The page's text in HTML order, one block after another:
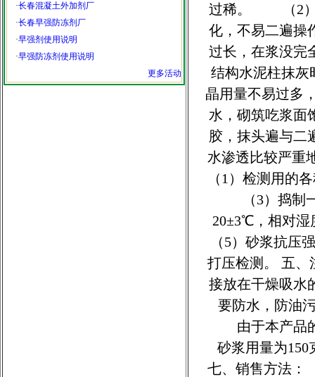
·长春混凝土外加剂厂
·长春早强防冻剂厂
·早强剂使用说明
·早强防冻剂使用说明
更多活动
过稀。 （2）
化，不易二遍
过长，在浆没
结构水泥柱抹
晶用量不易过多
水，砌筑吃浆
胶，抹头遍与
水渗透比较严
（1）检测用
（3）捣制一
20±3℃，相对
（5）砂浆抗压
打压检测。 五
接放在干燥吸
要防水，防油
由于本产品的
砂浆用量为
七、销售方法